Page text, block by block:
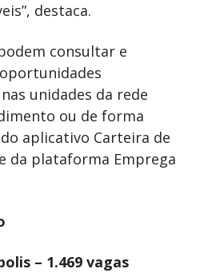
destaca.
consultar e
unidades da rede
ou de forma
aplicativo Carteira de
da plataforma Emprega
– 1.469 vagas